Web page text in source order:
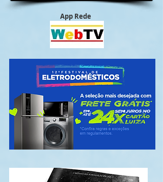
App Rede